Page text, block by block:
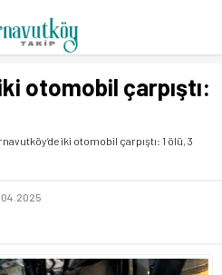
otomobil çarpıştı:
iki otomobil çarpıştı: 1 ölü, 3